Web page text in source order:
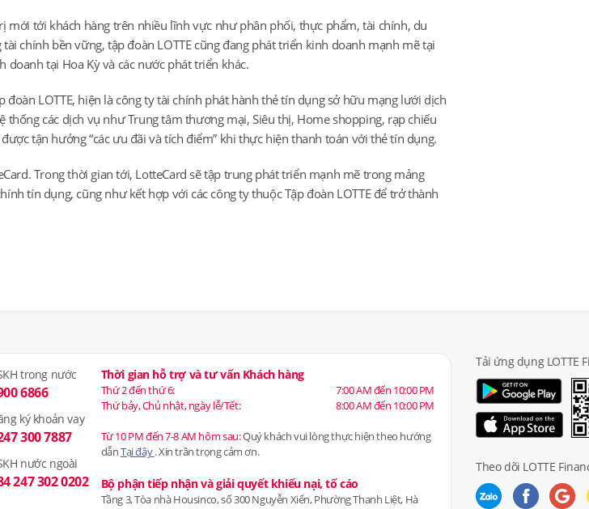
mới tới khách hàng trên nhiều lĩnh vực như phân phối, thực phẩm, tài chính, du
chính bền vững, tập đoàn LOTTE cũng đang phát triển kinh doanh mạnh mẽ tại
tại Hoa Kỳ và các nước phát triển khác.
LOTTE, hiện là công ty tài chính phát hành thẻ tín dụng sở hữu mạng lưới dịch
các dịch vụ như Trung tâm thương mại, Siêu thị, Home shopping, rạp chiếu
tận hưởng “các ưu đãi và tích điểm” khi thực hiện thanh toán với thẻ tín dụng.
Trong thời gian tới, LotteCard sẽ tập trung phát triển mạnh mẽ trong mảng
tín dụng, cũng như kết hợp với các công ty thuộc Tập đoàn LOTTE để trở thành
trong nước
6866
ký khoản vay
300 7887
nước ngoài
247 302 0202
Thời gian hỗ trợ và tư vấn Khách hàng
Thứ 2 đến thứ 6:
7:00 AM đến 10:00 PM
Thứ bảy, Chủ nhật, ngày lễ/Tết:
8:00 AM đến 10:00 PM
Từ 10 PM đến 7-8 AM hôm sau:Quý khách vui lòng thực hiện theo hướng
dẫnTại đây. Xin trân trọng cảm ơn.
Bộ phận tiếp nhận và giải quyết khiếu nại, tố cáo
Tầng 3, Tòa nhà Housinco, số 300 Nguyễn Xiển, Phường Thanh Liệt, Hà
Tải ứng dụng LOTTE
Theo dõi LOTTE